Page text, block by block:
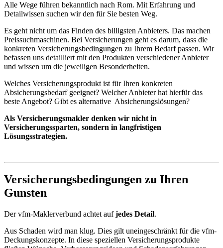
Alle Wege führen bekanntlich nach Rom. Mit Erfahrung und
Detailwissen suchen wir den für Sie besten Weg.
Es geht nicht um das Finden des billigsten Anbieters. Das machen
Preissuchmaschinen. Bei Versicherungen geht es darum, dass die
konkreten Versicherungsbedingungen zu Ihrem Bedarf passen. Wir
befassen uns detailliert mit den Produkten verschiedener Anbieter
und wissen um die jeweiligen Besonderheiten.
Welches Versicherungsprodukt ist für Ihren konkreten
Absicherungsbedarf geeignet? Welcher Anbieter hat hierfür das
beste Angebot? Gibt es alternative Absicherungslösungen?
Als Versicherungsmakler denken wir nicht in
Versicherungssparten, sondern in langfristigen
Lösungsstrategien.
Versicherungsbedingungen zu Ihren
Gunsten
Der vfm-Maklerverbund achtet aufjedes Detail.
Aus Schaden wird man klug. Dies gilt uneingeschränkt für die vfm-
Deckungskonzepte. In diese speziellen Versicherungsprodukte